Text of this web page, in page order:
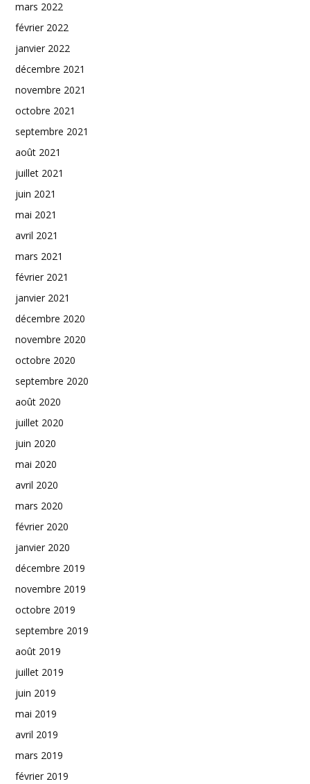
mars 2022
février 2022
janvier 2022
décembre 2021
novembre 2021
octobre 2021
septembre 2021
août 2021
juillet 2021
juin 2021
mai 2021
avril 2021
mars 2021
février 2021
janvier 2021
décembre 2020
novembre 2020
octobre 2020
septembre 2020
août 2020
juillet 2020
juin 2020
mai 2020
avril 2020
mars 2020
février 2020
janvier 2020
décembre 2019
novembre 2019
octobre 2019
septembre 2019
août 2019
juillet 2019
juin 2019
mai 2019
avril 2019
mars 2019
février 2019